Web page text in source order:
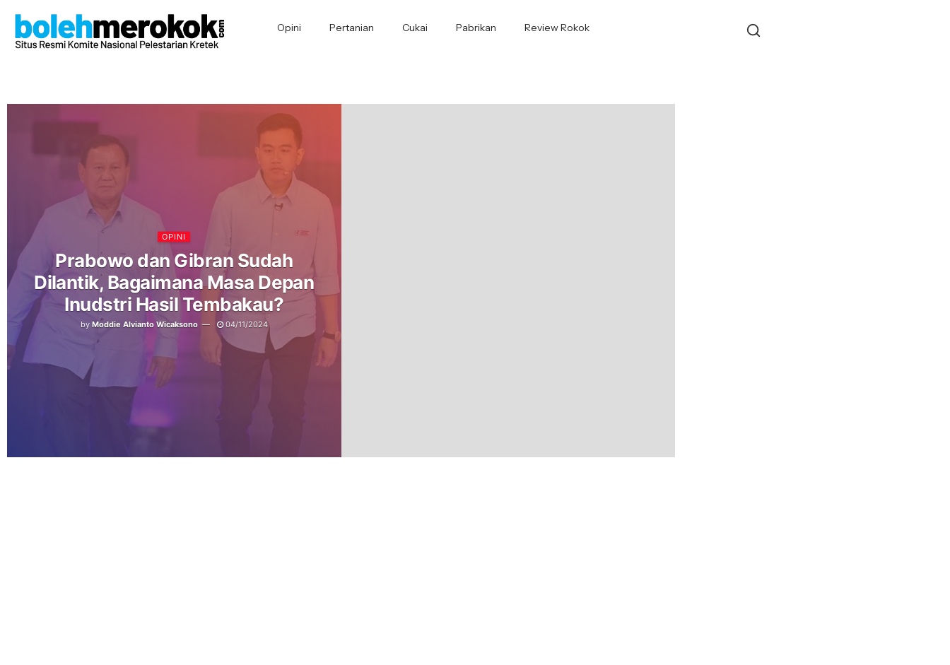
Opini Pertanian Cukai Pabrikan Review Rokok
OPINI
Prabowo dan Gibran Sudah
Dilantik, Bagaimana Masa Depan
Inudstri Hasil Tembakau?
by Moddie Alvianto Wicaksono 04/11/2024